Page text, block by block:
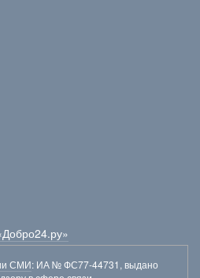
СМИ: ИА № ФС77-44731, выдано